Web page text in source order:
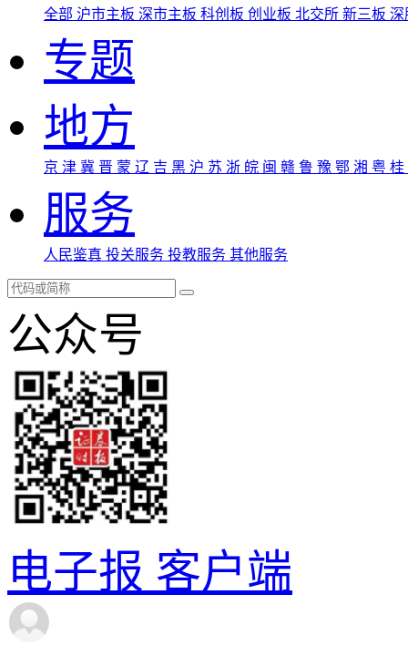
全部 沪市主板 深市主板 科创板 创业板 北交所 新三板
专题
地方
京 津 冀 晋 蒙 辽 吉 黑 沪 苏 浙 皖 闽 赣 鲁 豫 鄂 湘 粤 桂
服务
人民鉴真 投关服务 投教服务 其他服务
公众号
电子报 客户端